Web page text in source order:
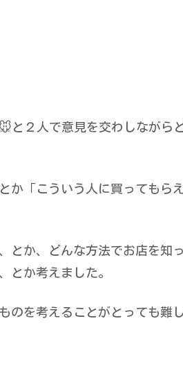
と２人で意見を交わしながら
か「こういう人に買ってもら
とか、どんな方法でお店を知
とか考えました。
のを考えることがとっても難